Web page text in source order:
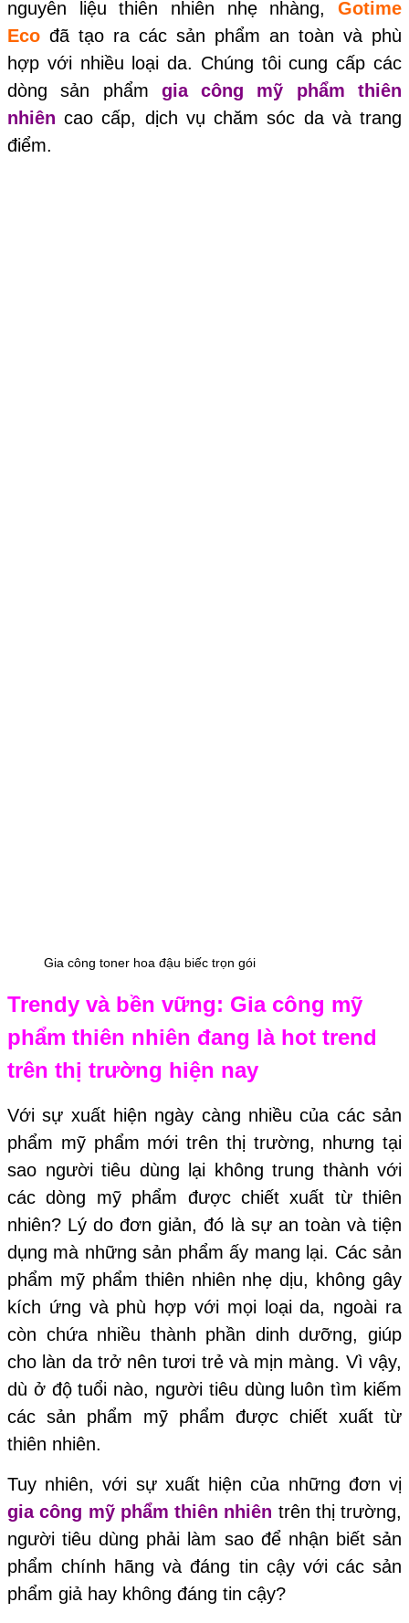
nguyên liệu thiên nhiên nhẹ nhàng, Gotime
Eco đã tạo ra các sản phẩm an toàn và phù
hợp với nhiều loại da. Chúng tôi cung cấp các
dòng sản phẩm gia công mỹ phẩm thiên
nhiên cao cấp, dịch vụ chăm sóc da và trang
điểm.
Gia công toner hoa đậu biếc trọn gói
Trendy và bền vững: Gia công mỹ
phẩm thiên nhiên đang là hot trend
trên thị trường hiện nay
Với sự xuất hiện ngày càng nhiều của các sản
phẩm mỹ phẩm mới trên thị trường, nhưng tại
sao người tiêu dùng lại không trung thành với
các dòng mỹ phẩm được chiết xuất từ thiên
nhiên? Lý do đơn giản, đó là sự an toàn và tiện
dụng mà những sản phẩm ấy mang lại. Các sản
phẩm mỹ phẩm thiên nhiên nhẹ dịu, không gây
kích ứng và phù hợp với mọi loại da, ngoài ra
còn chứa nhiều thành phần dinh dưỡng, giúp
cho làn da trở nên tươi trẻ và mịn màng. Vì vậy,
dù ở độ tuổi nào, người tiêu dùng luôn tìm kiếm
các sản phẩm mỹ phẩm được chiết xuất từ
thiên nhiên.
Tuy nhiên, với sự xuất hiện của những đơn vị
gia công mỹ phẩm thiên nhiên trên thị trường,
người tiêu dùng phải làm sao để nhận biết sản
phẩm chính hãng và đáng tin cậy với các sản
phẩm giả hay không đáng tin cậy?